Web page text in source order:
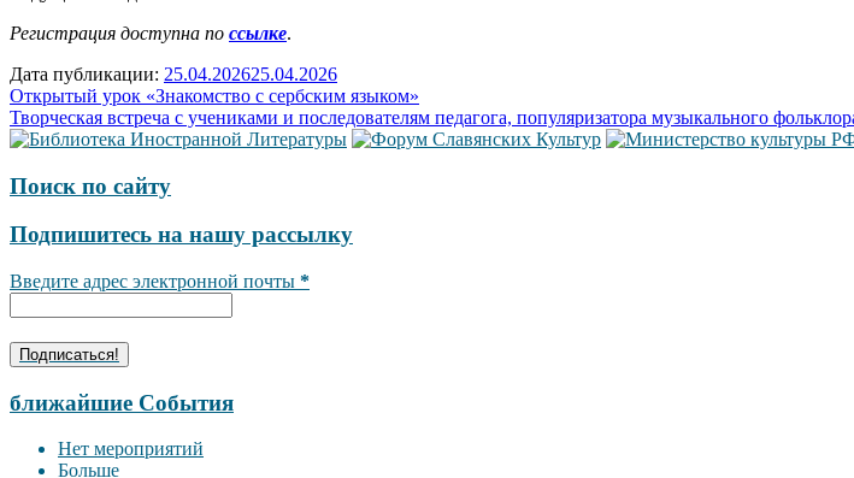
Регистрация доступна по ссылке.
Дата публикации: 25.04.202625.04.2026
Навигация
по
Открытый урок «Знакомство с сербским языком»
Творческая встреча с учениками и последователям педагога, популяризатора музыкального
Поиск по сайту
Подпишитесь на нашу рассылку
Введите адрес электронной почты *
ближайшие События
Нет мероприятий
Больше